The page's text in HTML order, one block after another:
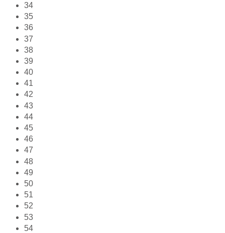
34
35
36
37
38
39
40
41
42
43
44
45
46
47
48
49
50
51
52
53
54